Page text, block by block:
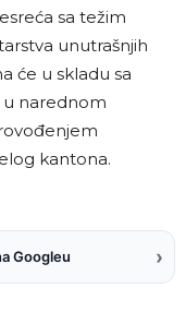
sa težim
unutrašnjih
će u skladu sa
u narednom
kantona.
Googleu ›